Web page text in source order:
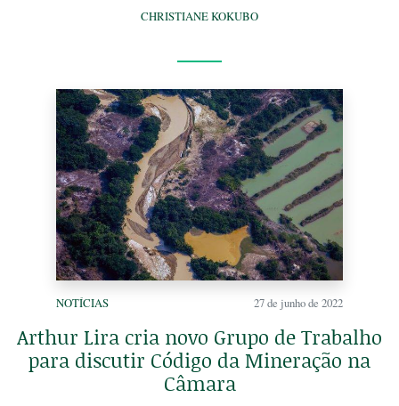
CHRISTIANE KOKUBO
NOTÍCIAS 27 de junho de 2022
Arthur Lira cria novo Grupo de Trabalho
para discutir Código da Mineração na
Câmara